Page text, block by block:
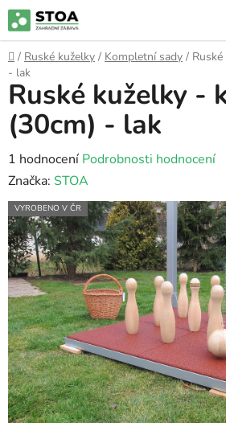
Přejít
na
obsah
Domů
/ Ruské kuželky / Kompletní sady /
- lak
Ruské kuželky -
(30cm) - lak
Průměrné
hodnocení
produktu
je
5,0
z
5
hvězdiček.
1 hodnocení Podrobnosti hodnocení
Značka: STOA
VYROBENO V ČR